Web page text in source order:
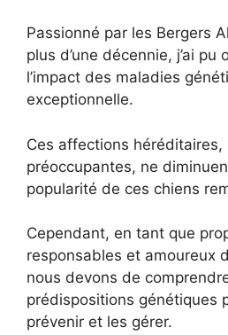
Passionné par les Bergers
plus d’une décennie, j’ai pu
l’impact des maladies
exceptionnelle.
Ces affections héréditaires,
préoccupantes, ne
popularité de ces chiens
Cependant, en tant que
responsables et amoureux
nous devons de
prédispositions génétiques
prévenir et les gérer.